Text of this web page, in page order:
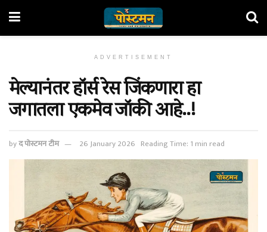
ADVERTISEMENT
मेल्यानंतर हॉर्स रेस जिंकणारा हा
जगातला एकमेव जॉकी आहे..!
byद पोस्टमन टीम 26 January 2026 Reading Time: 1 min read